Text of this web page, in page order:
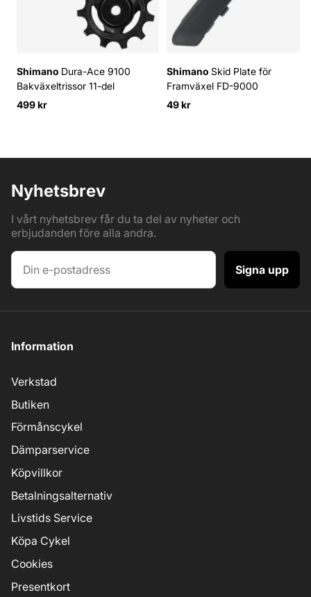
Shimano Dura-Ace 9100
Bakväxeltrissor 11-del
499 kr
Shimano Skid Plate för
Framväxel FD-9000
49 kr
Nyhetsbrev
I vårt nyhetsbrev får du ta del av nyheter och
erbjudanden före alla andra.
Signa upp
Information
Verkstad
Butiken
Förmånscykel
Dämparservice
Köpvillkor
Betalningsalternativ
Livstids Service
Köpa Cykel
Cookies
Presentkort